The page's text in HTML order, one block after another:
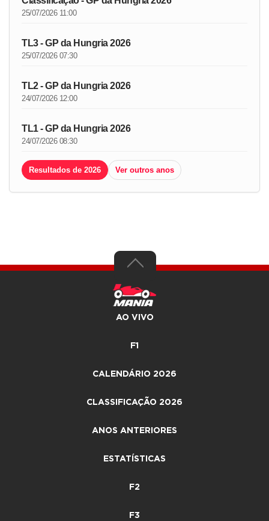
25/07/2026 11:00
TL3 - GP da Hungria 2026
25/07/2026 07:30
TL2 - GP da Hungria 2026
24/07/2026 12:00
TL1 - GP da Hungria 2026
24/07/2026 08:30
Resultados de 2026 Ver outros anos
AO VIVO
F1
CALENDÁRIO 2026
CLASSIFICAÇÃO 2026
ANOS ANTERIORES
ESTATÍSTICAS
F2
F3